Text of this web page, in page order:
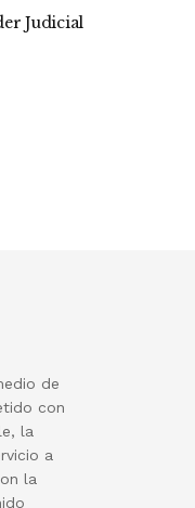
Judicial
de
con
la
a
la